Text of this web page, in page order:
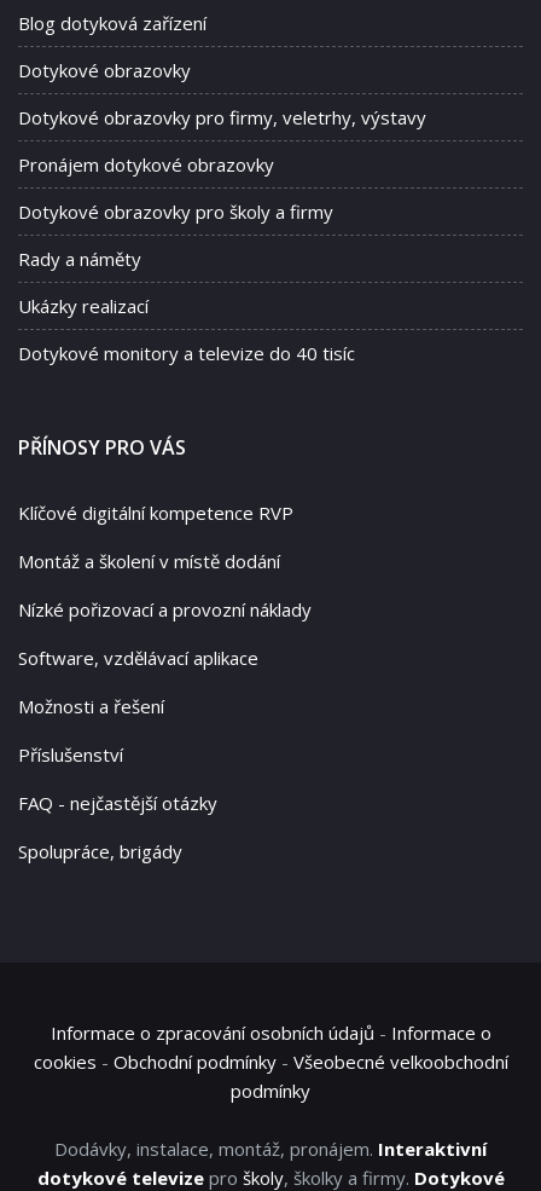
Blog dotyková zařízení
Dotykové obrazovky
Dotykové obrazovky pro firmy, veletrhy, výstavy
Pronájem dotykové obrazovky
Dotykové obrazovky pro školy a firmy
Rady a náměty
Ukázky realizací
Dotykové monitory a televize do 40 tisíc
PŘÍNOSY PRO VÁS
Klíčové digitální kompetence RVP
Montáž a školení v místě dodání
Nízké pořizovací a provozní náklady
Software, vzdělávací aplikace
Možnosti a řešení
Příslušenství
FAQ - nejčastější otázky
Spolupráce, brigády
Informace o zpracování osobních údajů - Informace o
cookies - Obchodní podmínky- Všeobecné velkoobchodní
podmínky
Dodávky, instalace, montáž, pronájem. Interaktivní
dotykové televizepro školy, školky a firmy. Dotykové